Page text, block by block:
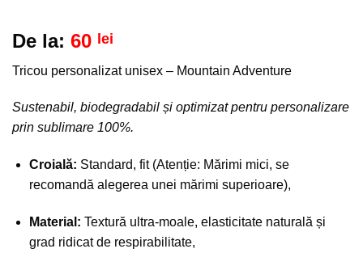
De la: 60 lei
Tricou personalizat unisex – Mountain Adventure
Sustenabil, biodegradabil și optimizat pentru personalizare
prin sublimare 100%.
Croială: Standard, fit (Atenție: Mărimi mici, se
recomandă alegerea unei mărimi superioare),
Material: Textură ultra-moale, elasticitate naturală și
grad ridicat de respirabilitate,